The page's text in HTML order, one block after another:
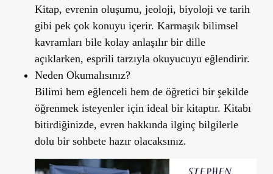
Kitap, evrenin oluşumu, jeoloji, biyoloji ve tarih
gibi pek çok konuyu içerir. Karmaşık bilimsel
kavramları bile kolay anlaşılır bir dille
açıklarken, esprili tarzıyla okuyucuyu eğlendirir.
Neden Okumalısınız?
Bilimi hem eğlenceli hem de öğretici bir şekilde
öğrenmek isteyenler için ideal bir kitaptır. Kitabı
bitirdiğinizde, evren hakkında ilginç bilgilerle
dolu bir sohbete hazır olacaksınız.